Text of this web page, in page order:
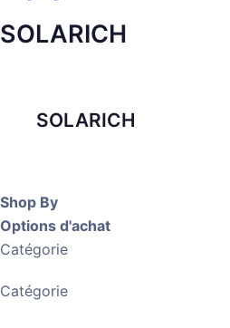
SOLARICH
SOLARICH
Shop By
Options d'achat
Catégorie
Catégorie